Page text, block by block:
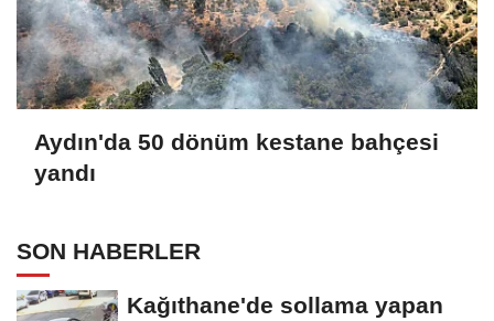
Aydın'da 50 dönüm kestane bahçesi
yandı
SON HABERLER
Kağıthane'de sollama yapan